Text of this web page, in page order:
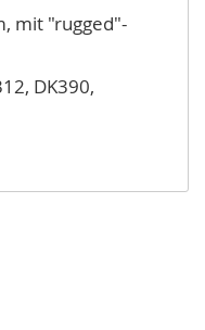
mit "rugged"-
DK390,